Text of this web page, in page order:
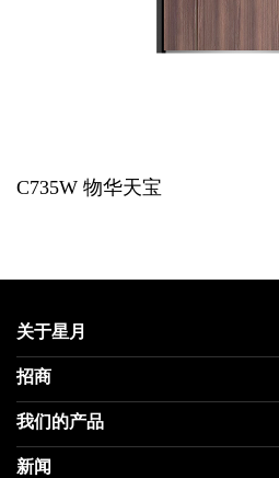
C735W 物华天宝
关于星月
企业简介
企业文化
荣誉殿堂
招商
门店展示
我们的产品
民用家装（零售）
新闻